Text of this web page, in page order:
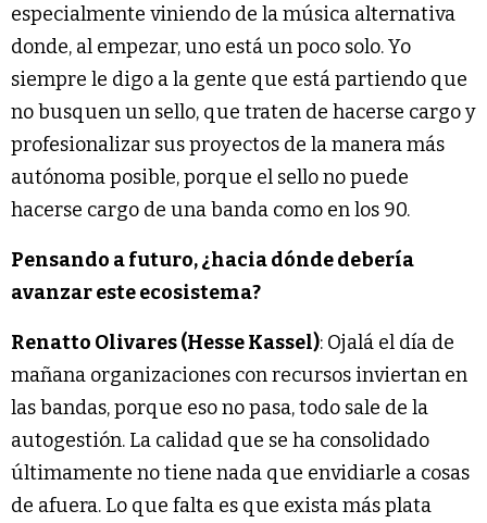
especialmente viniendo de la música alternativa
donde, al empezar, uno está un poco solo. Yo
siempre le digo a la gente que está partiendo que
no busquen un sello, que traten de hacerse cargo y
profesionalizar sus proyectos de la manera más
autónoma posible, porque el sello no puede
hacerse cargo de una banda como en los 90.
Pensando a futuro, ¿hacia dónde debería
avanzar este ecosistema?
Renatto Olivares (Hesse Kassel): Ojalá el día de
mañana organizaciones con recursos inviertan en
las bandas, porque eso no pasa, todo sale de la
autogestión. La calidad que se ha consolidado
últimamente no tiene nada que envidiarle a cosas
de afuera. Lo que falta es que exista más plata